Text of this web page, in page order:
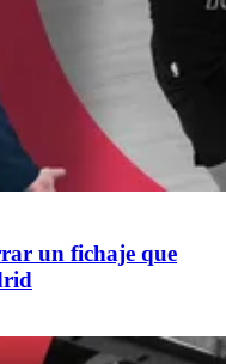
un fichaje que